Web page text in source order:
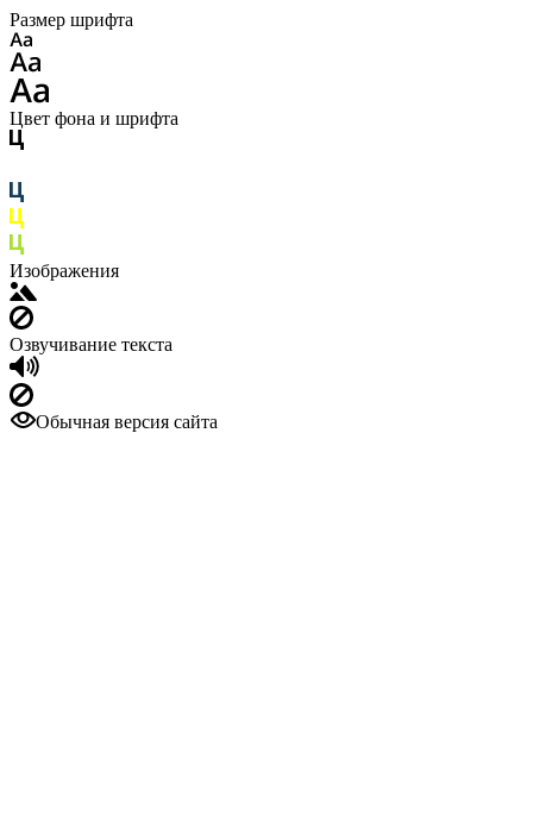
Размер шрифта
Цвет фона и шрифта
Изображения
Озвучивание текста
Обычная версия сайта